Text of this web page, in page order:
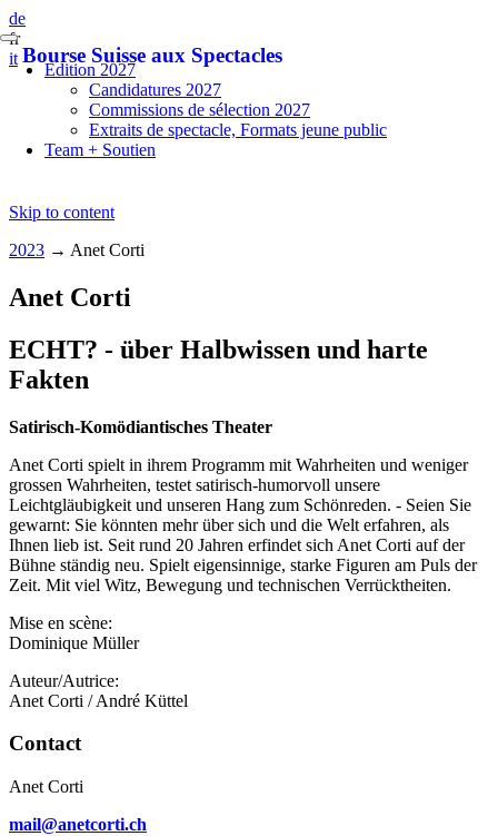
de
fr
it Bourse Suisse aux Spectacles
Skip to content
Edition 2027
Candidatures 2027
Commissions de sélection 2027
Extraits de spectacle, Formats jeune public
Team + Soutien
2023 → Anet Corti
Anet Corti
ECHT? - über Halbwissen und harte
Fakten
Satirisch-Komödiantisches Theater
Anet Corti spielt in ihrem Programm mit Wahrheiten und weniger
grossen Wahrheiten, testet satirisch-humorvoll unsere
Leichtgläubigkeit und unseren Hang zum Schönreden. - Seien Sie
gewarnt: Sie könnten mehr über sich und die Welt erfahren, als
Ihnen lieb ist. Seit rund 20 Jahren erfindet sich Anet Corti auf der
Bühne ständig neu. Spielt eigensinnige, starke Figuren am Puls der
Zeit. Mit viel Witz, Bewegung und technischen Verrücktheiten.
Mise en scène:
Dominique Müller
Auteur/Autrice:
Anet Corti / André Küttel
Contact
Anet Corti
mail@anetcorti.ch